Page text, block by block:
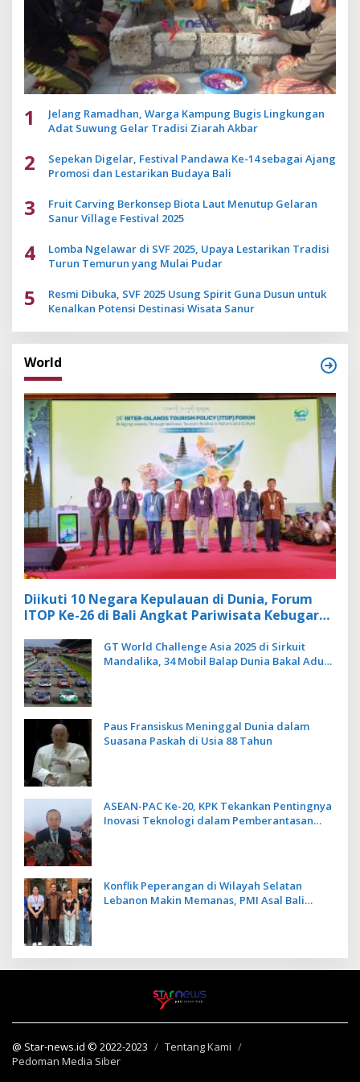
1
Jelang Ramadhan, Warga Kampung Bugis Lingkungan
Adat Suwung Gelar Tradisi Ziarah Akbar
2
Sepekan Digelar, Festival Pandawa Ke-14 sebagai Ajang
Promosi dan Lestarikan Budaya Bali
3
Fruit Carving Berkonsep Biota Laut Menutup Gelaran
Sanur Village Festival 2025
4
Lomba Ngelawar di SVF 2025, Upaya Lestarikan Tradisi
Turun Temurun yang Mulai Pudar
5
Resmi Dibuka, SVF 2025 Usung Spirit Guna Dusun untuk
Kenalkan Potensi Destinasi Wisata Sanur
World
Diikuti 10 Negara Kepulauan di Dunia, Forum
ITOP Ke-26 di Bali Angkat Pariwisata Kebugaran
GT World Challenge Asia 2025 di Sirkuit
Mandalika, 34 Mobil Balap Dunia Bakal Adu
Paus Fransiskus Meninggal Dunia dalam
Suasana Paskah di Usia 88 Tahun
ASEAN-PAC Ke-20, KPK Tekankan Pentingnya
Inovasi Teknologi dalam Pemberantasan
Konflik Peperangan di Wilayah Selatan
Lebanon Makin Memanas, PMI Asal Bali
@ Star-news.id © 2022-2023
Tentang Kami
Pedoman Media Siber